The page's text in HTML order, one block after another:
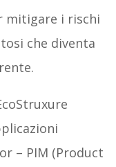
mitigare i rischi
che diventa
– PIM (Product